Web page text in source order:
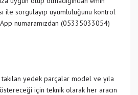
ile sorgulayıp uyumluluğunu kontrol
numaramızdan (05335033054)
yedek parçalar model ve yıla
için teknik olarak her aracın